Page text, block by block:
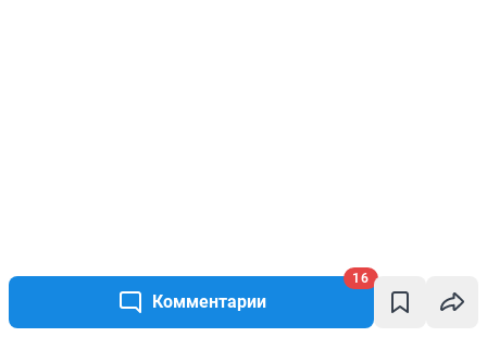
Комментарии
16